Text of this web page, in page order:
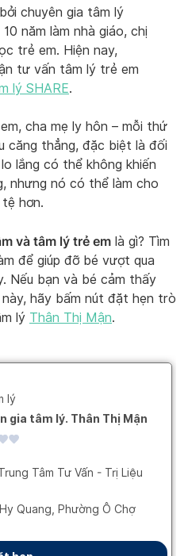
chuyên gia tâm lý
10 năm làm nhà giáo, chị
trẻ em. Hiện nay,
tư vấn tâm lý trẻ em
lý SHARE.
cha mẹ ly hôn – mỗi thứ
căng thẳng, đặc biệt là đối
lắng có thể không khiến
nhưng nó có thể làm cho
hơn.
và tâm lý trẻ em là gì? Tìm
để giúp đỡ bé vượt qua
Nếu bạn và bé cảm thấy
hãy bấm nút đặt hẹn trò
lý Thân Thị Mận.